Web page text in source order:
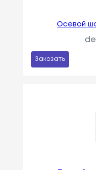
Осевой
Заказать